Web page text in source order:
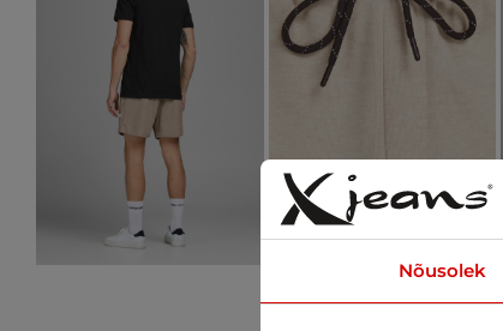
Nõusolek